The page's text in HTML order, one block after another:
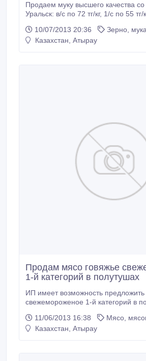
Продаем муку высшего качества со
Уральск: в/с по 72 тг/кг, 1/с по 55 тг/кг, 2/с по 38 тг/кг.
87751325557..
10/07/2013 20:36
Зерно,
Казахстан, Атырау
Продам мясо говяжье
1-й категорий в полутушах
ИП имеет возможность предложить
свежемороженое 1-й категорий в
числе НДС. Мы работает с
производителями на прямой без
11/06/2013 16:38
Мясо,
Казахстан, Атырау